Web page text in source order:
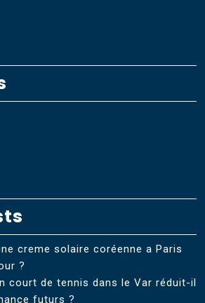
creme solaire coréenne a Paris
?
court de tennis dans le Var réduit-il
futurs ?